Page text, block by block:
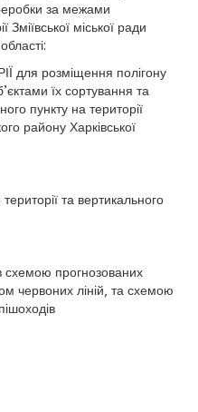
за межами
Зміївської міської ради
розміщення полігону
їх сортування та
пункту на території
району Харківської
та вертикального
прогнозованих
червоних ліній, та схемою